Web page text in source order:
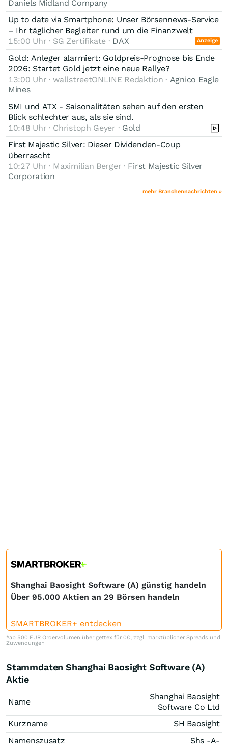
Daniels Midland Company
Up to date via Smartphone: Unser Börsennews-Service
– Ihr täglicher Begleiter rund um die Finanzwelt
15:00 Uhr · SG Zertifikate · DAX Anzeige
Gold: Anleger alarmiert: Goldpreis-Prognose bis Ende
2026: Startet Gold jetzt eine neue Rallye?
13:00 Uhr · wallstreetONLINE Redaktion · Agnico Eagle
Mines
SMI und ATX - Saisonalitäten sehen auf den ersten
Blick schlechter aus, als sie sind.
10:48 Uhr · Christoph Geyer · Gold
First Majestic Silver: Dieser Dividenden-Coup
überrascht
10:27 Uhr · Maximilian Berger · First Majestic Silver
Corporation
mehr Branchennachrichten »
Shanghai Baosight Software (A) günstig handeln
Über 95.000 Aktien an 29 Börsen handeln
SMARTBROKER+ entdecken
*ab 500 EUR Ordervolumen über gettex für 0€, zzgl. marktüblicher Spreads und
Zuwendungen
Stammdaten Shanghai Baosight Software (A)
Aktie
Name
Shanghai Baosight
Software Co Ltd
Kurzname
SH Baosight
Namenszusatz
Shs -A-